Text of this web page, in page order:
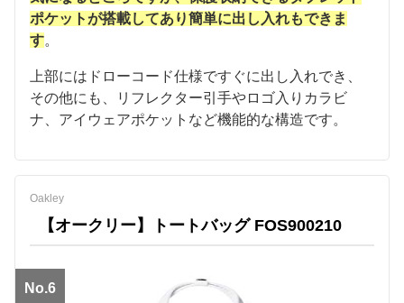
ポケットが搭載してあり簡単に出し入れもできま
す。
上部にはドローコード仕様ですぐに出し入れでき、
その他にも、リフレクター引手やロゴ入りカラビ
ナ、アイウェアポケットなど機能的な構造です。
Oakley
【オークリー】トートバッグ FOS900210
No.6